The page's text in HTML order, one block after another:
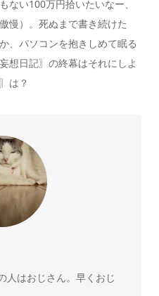
ない100万円拾いたいなー、
慢）。死ぬまで書き続けた
、パソコンを抱きしめて眠る
想日記〗の終幕はそれにしよ
は？
人はおじさん。早くおじ